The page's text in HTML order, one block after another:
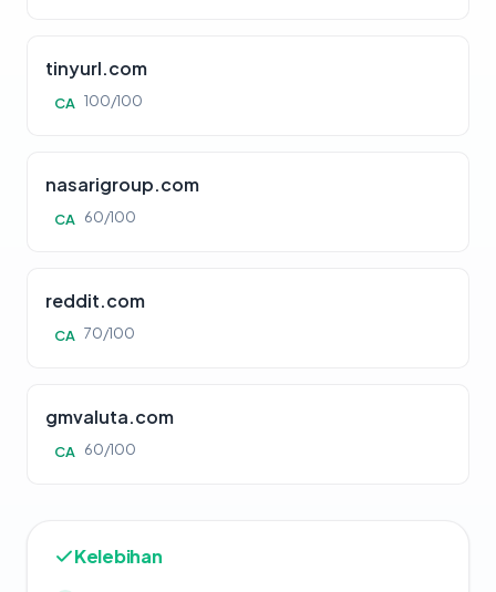
tinyurl.com
CA 100/100
nasarigroup.com
CA 60/100
reddit.com
CA 70/100
gmvaluta.com
CA 60/100
Kelebihan